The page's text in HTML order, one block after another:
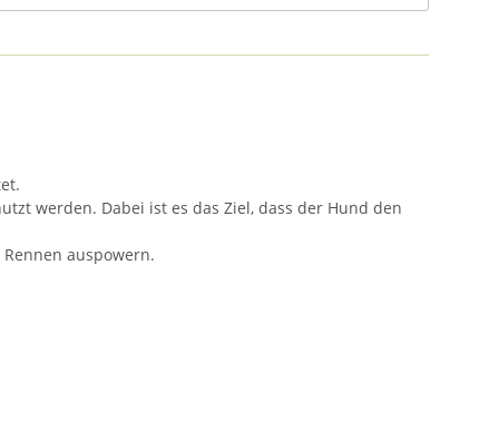
werden. Dabei ist es das Ziel, dass der Hund den
auspowern.